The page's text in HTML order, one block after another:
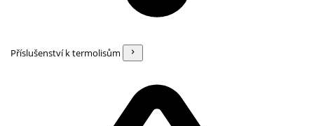
Příslušenství k termolisům